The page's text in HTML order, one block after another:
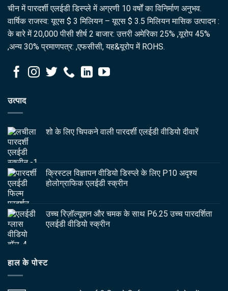
चीन में पारदर्शी एलईडी डिस्प्ले में अग्रणी 10 वर्षों का विनिर्माण अनुभव.
वार्षिक राजस्व: यूएस $ 3 मिलियन – यूएस $ 3.5 मिलियन मासिक उत्पादन :
के बारे में 20,000 पीसी शीर्ष 2 बाजार: उत्तरी अमेरिका 25% ,यूरोप 45%
,अन्य 30% प्रमाणपत्र: ,एफसीसी, यह&यूरोप में ROHS.
उत्पाद
शो के लिए चिपकने वाली पारदर्शी एलईडी वीडियो दीवारें
क्रिस्टल विज्ञापन वीडियो डिस्प्ले के लिए P10 अदृश्य
होलोग्राफिक एलईडी स्क्रीन
उच्च रिज़ॉल्यूशन और चमक के साथ P6.25 उच्च पारदर्शिता
एलईडी वीडियो स्क्रीन
हाल के पोस्ट